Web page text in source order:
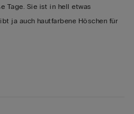
Tage. Sie ist in hell etwas
ja auch hautfarbene Höschen für